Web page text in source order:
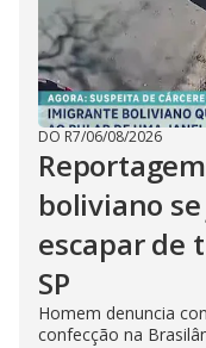
DO R7/06/08/2026
boliviano
escapar de
SP
Homem denuncia
confecção na